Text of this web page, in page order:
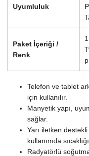
Uyumluluk
Paket İçeriği /
Renk
Telefon ve tablet
için kullanılır.
Manyetik yapı,
sağlar.
Yarı iletken
kullanımda
Radyatörlü